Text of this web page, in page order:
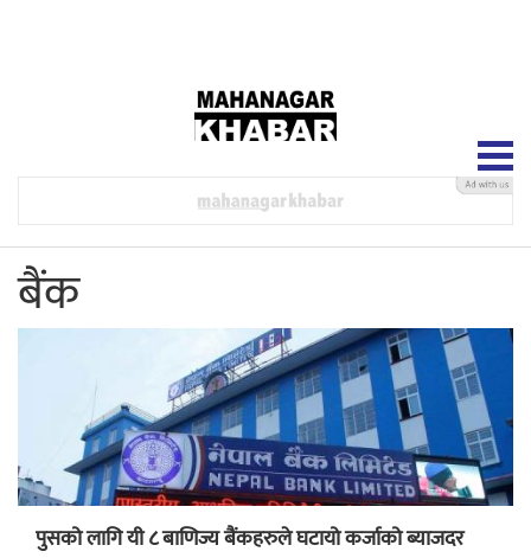
बैंक
पुसको लागि यी ८ बाणिज्य बैंकहरुले घटायो कर्जाको ब्याजदर